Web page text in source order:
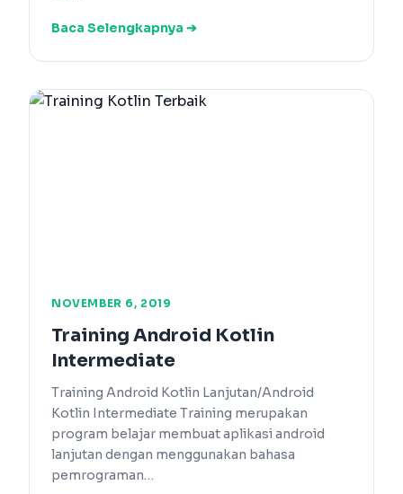
Baca Selengkapnya ➔
NOVEMBER 6, 2019
Training Android Kotlin
Intermediate
Training Android Kotlin Lanjutan/Android
Kotlin Intermediate Training merupakan
program belajar membuat aplikasi android
lanjutan dengan menggunakan bahasa
pemrograman…